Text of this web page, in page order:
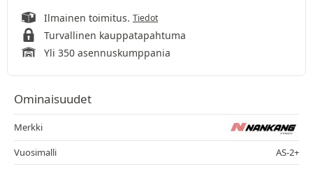
Ilmainen toimitus. Tiedot
Turvallinen kauppatapahtuma
Yli 350 asennuskumppania
Ominaisuudet
Merkki
Vuosimalli
AS-2+